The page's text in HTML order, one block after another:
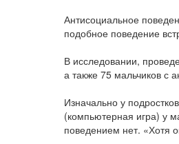
Антисоциальное
подобное поведение
В исследовании,
а также 75 мальчиков с
Изначально у
(компьютерная игра) у
поведением нет. «Хотя